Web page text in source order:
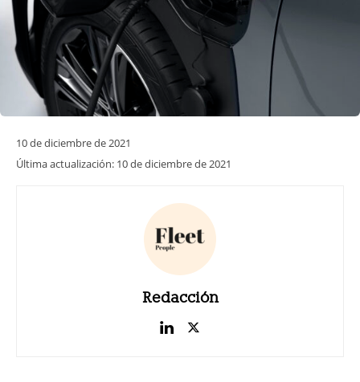
10 de diciembre de 2021
Última actualización: 10 de diciembre de 2021
Redacción